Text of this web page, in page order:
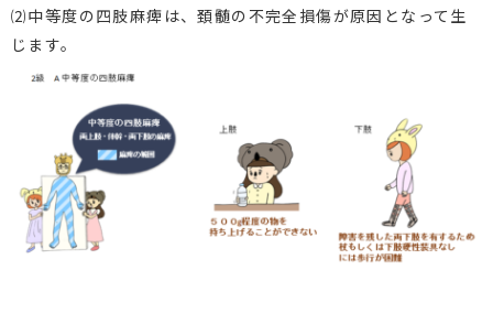
⑵中等度の四肢麻痺は、頚髄の不完全損傷が原因となって生
じます。